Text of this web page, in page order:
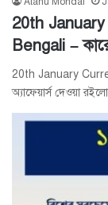
20th
Bengali –
20th January
অ্যাফেয়ার্স দেওয়া